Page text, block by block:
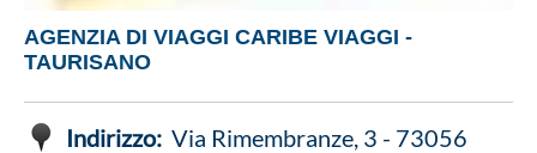
AGENZIA DI VIAGGI CARIBE VIAGGI -
TAURISANO
Indirizzo: Via Rimembranze, 3 - 73056